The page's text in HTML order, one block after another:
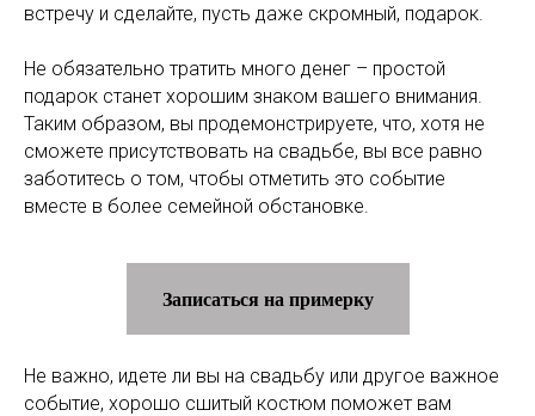
встречу и сделайте, пусть даже скромный, подарок.
Не обязательно тратить много денег – простой
подарок станет хорошим знаком вашего внимания.
Таким образом, вы продемонстрируете, что, хотя не
сможете присутствовать на свадьбе, вы все равно
заботитесь о том, чтобы отметить это событие
вместе в более семейной обстановке.
Записаться на примерку
Не важно, идете ли вы на свадьбу или другое важное
событие, хорошо сшитый костюм поможет вам